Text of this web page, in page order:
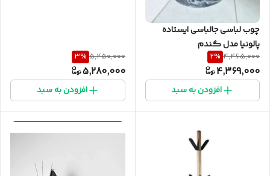
چوب لباسی جالباسی ایستاده
پالونیا مدل گندم
4,465,000
2%
4,369,000
افزودن به سبد
5,450,000
3%
5,280,000
افزودن به سبد